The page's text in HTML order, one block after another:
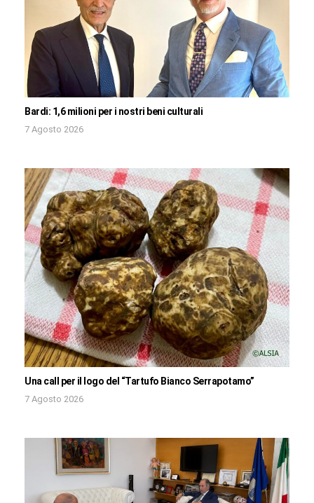
Bardi: 1,6 milioni per i nostri beni culturali
7 Agosto 2026
Una call per il logo del “Tartufo Bianco Serrapotamo”
7 Agosto 2026